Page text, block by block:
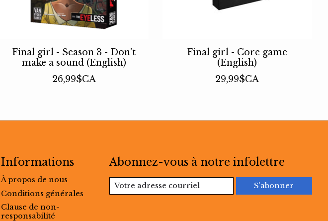
Final girl - Season 3 - Don't
make a sound (English)
26,99$CA
Final girl - Core game
(English)
29,99$CA
Informations
À propos de nous
Conditions générales
Clause de non-
responsabilité
Abonnez-vous à notre infolettre
S'abonner